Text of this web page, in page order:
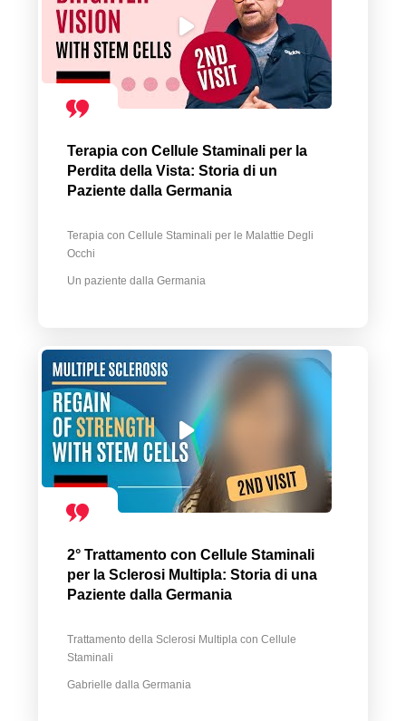
Terapia con Cellule Staminali per la
Perdita della Vista: Storia di un
Paziente dalla Germania
Terapia con Cellule Staminali per le Malattie Degli
Occhi
Un paziente dalla Germania
2° Trattamento con Cellule Staminali
per la Sclerosi Multipla: Storia di una
Paziente dalla Germania
Trattamento della Sclerosi Multipla con Cellule
Staminali
Gabrielle dalla Germania